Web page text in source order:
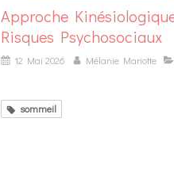
Approche
Risques Psychosociaux
12 Mai 2026 Mélanie Mariotte
sommeil